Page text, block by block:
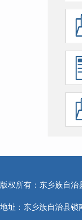
版权所有：东乡族自治
地址：东乡族自治县锁